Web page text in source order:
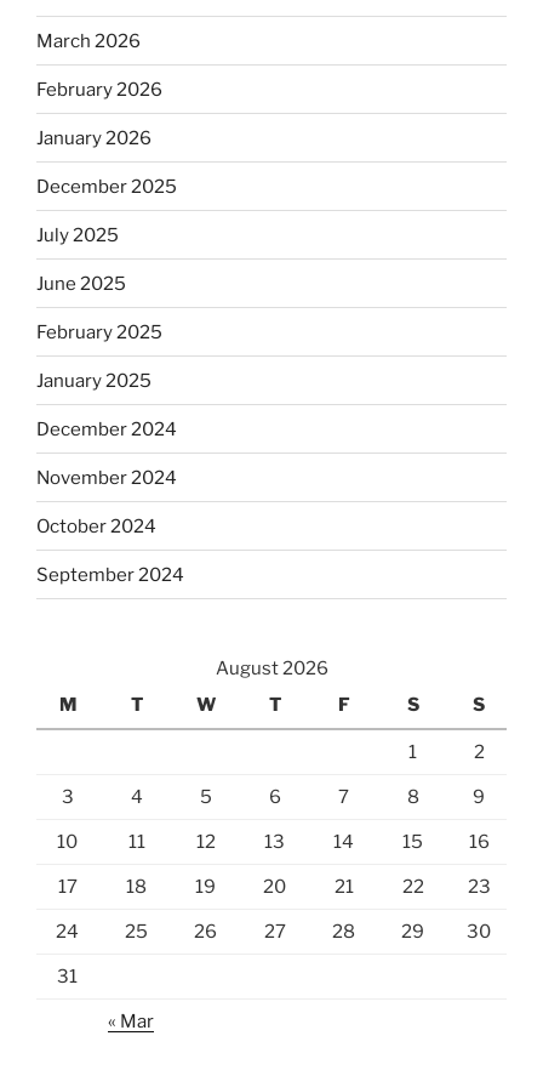
March 2026
February 2026
January 2026
December 2025
July 2025
June 2025
February 2025
January 2025
December 2024
November 2024
October 2024
September 2024
August 2026
M
T W T F S S
1 2
3 4 5 6 7 8 9
10 11 12 13 14 15 16
17 18 19 20 21 22 23
24 25 26 27 28 29 30
31
« Mar